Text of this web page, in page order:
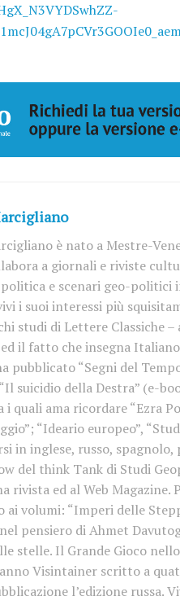
è nato a Mestre-
a giornali e riviste
e scenari geo-politici
i suoi interessi più
studi di Lettere Classiche
il fatto che insegna
pubblicato “Segni del
suicidio della Destra” (e-
i quali ama ricordare “Ezra
“Ideario europeo”,
in inglese, russo,
del think Tank di Studi
rivista ed al Web
ai volumi: “Imperi delle
pensiero di Ahmet
stelle. Il Grande Gioco
Visintainer scritto a
l’edizione russa.